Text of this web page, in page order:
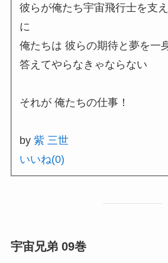
彼らが俺たち宇宙飛行士を支
に
俺たちは 彼らの期待と夢を一
答えてやらなきゃならない
それが 俺たちの仕事！
by紫 三世
いいね(0)
宇宙兄弟 09巻